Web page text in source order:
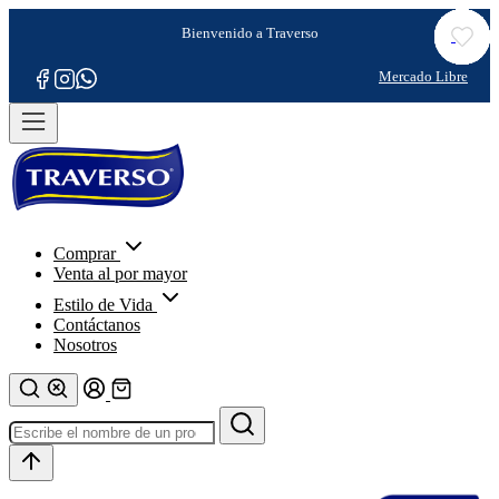
Comprar
Venta al por mayor
Estilo de Vida
Contáctanos
Nosotros